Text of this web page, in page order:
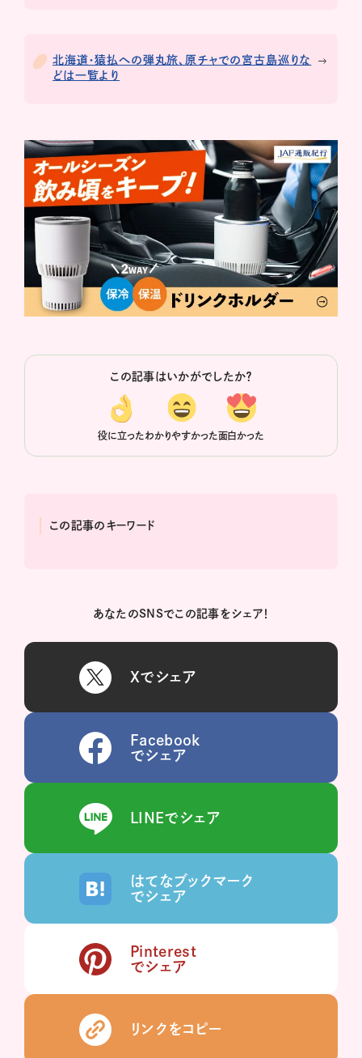
北海道・猿払への弾丸旅、原チャでの宮古島巡りな
どは一覧より
この記事はいかがでしたか？
役に立ったわかりやすかった面白かった
この記事のキーワード
あなたのSNSでこの記事をシェア！
Xでシェア
Facebook
でシェア
LINEでシェア
はてなブックマーク
でシェア
Pinterest
でシェア
リンクをコピー